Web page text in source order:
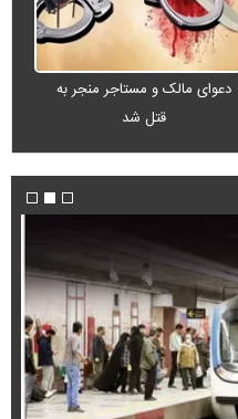
دعوای مالک و مستاجر منجر به
قتل شد